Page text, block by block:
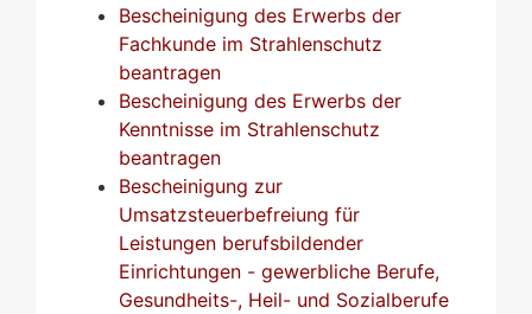
Bescheinigung des Erwerbs der
Fachkunde im Strahlenschutz
beantragen
Bescheinigung des Erwerbs der
Kenntnisse im Strahlenschutz
beantragen
Bescheinigung zur
Umsatzsteuerbefreiung für
Leistungen berufsbildender
Einrichtungen - gewerbliche Berufe,
Gesundheits-, Heil- und Sozialberufe